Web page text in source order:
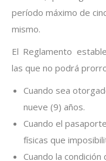
período máximo de
mismo.
El Reglamento
las que no podrá
Cuando sea
nueve (9) años.
Cuando el
físicas que
Cuando la